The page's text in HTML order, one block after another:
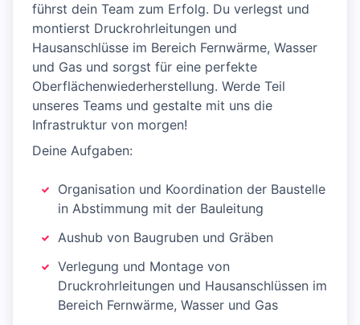
führst dein Team zum Erfolg. Du verlegst und
montierst Druckrohrleitungen und
Hausanschlüsse im Bereich Fernwärme, Wasser
und Gas und sorgst für eine perfekte
Oberflächenwiederherstellung. Werde Teil
unseres Teams und gestalte mit uns die
Infrastruktur von morgen!
Deine Aufgaben:
Organisation und Koordination der Baustelle
in Abstimmung mit der Bauleitung
Aushub von Baugruben und Gräben
Verlegung und Montage von
Druckrohrleitungen und Hausanschlüssen im
Bereich Fernwärme, Wasser und Gas